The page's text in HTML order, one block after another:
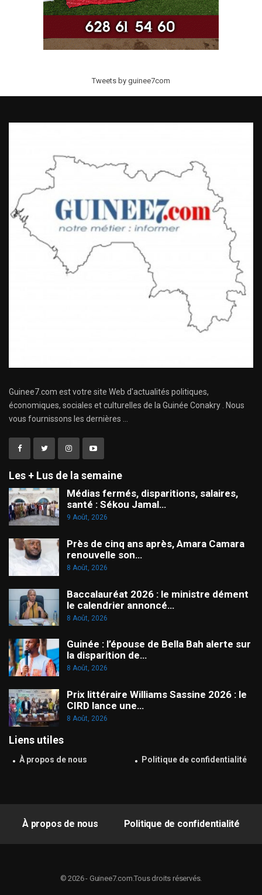
Tweets by guinee7com
Guinee7.com est votre site Web d'actualités politiques,
économiques, sociales et culturelles de la Guinée Conakry . Nous
vous fournissons les dernières ...
Les + Lus de la semaine
Médias fermés, disparitions, salaires,
santé : Sékou Jamal…
9 Août, 2026
Près de cinq ans après, Amara Camara
renouvelle son…
8 Août, 2026
Baccalauréat 2026 : le ministre dément
le calendrier annoncé…
8 Août, 2026
Guinée : l’épouse de Bella Bah alerte sur
la disparition de…
8 Août, 2026
Prix littéraire Williams Sassine 2026 : le
CIRD lance une…
8 Août, 2026
Liens utiles
À propos de nous Politique de confidentialité
À propos de nous Politique de confidentialité
© 2026 - Guinee7.com.Tous droits réservés.